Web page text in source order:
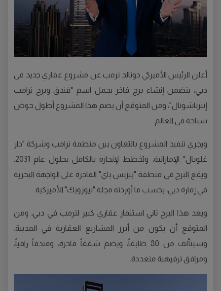
أعلن الرئيس الأميركي دونالد ترمب عن مشروع عقاري جديد في
دبي، يتضمن إنشاء برج فاخر يحمل اسم "فندق وبرج ترامب
إنترناشونال"، ومن المتوقع أن يضم هذا المشروع أطول حوض
سباحة في العالم.
ويجري تنفيذ المشروع بالتعاون بين منظمة ترامب وشركة "دار
ويقع البرج في منطقة "بيزنس باي" الفاخرة على الواجهة البحرية
في إمارة دبي، بحسب ما أوردته مجلة "نيوزويك" الأميركية.
ويعد هذا البرج ثاني استثمار عقاري كبير لترمب في دبي، ومن
المتوقع أن يكون من أبرز المشاريع العقارية في المدينة.
وسيتألف من 80 طابقاً، ويضم شققاً فاخرة، وفندقاً راقياً،
ومرافق ترفيهية متعددة.